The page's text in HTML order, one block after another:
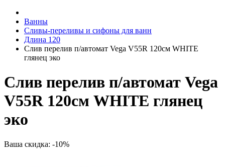
Ванны
Сливы-переливы и сифоны для ванн
Длина 120
Слив перелив п/автомат Vega V55R 120см WHITE
глянец эко
Слив перелив п/автомат Vega
V55R 120см WHITE глянец
эко
Ваша скидка: -10%